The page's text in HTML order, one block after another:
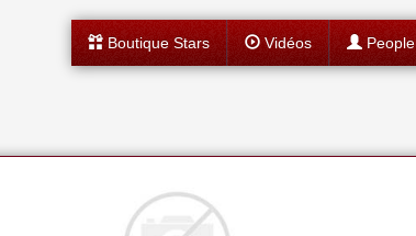
Boutique Stars Vidéos People